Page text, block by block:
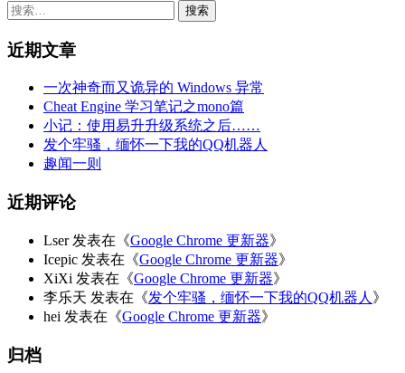
搜
近期文章
一次神奇而又诡异的 Windows 异常
Cheat Engine 学习笔记之mono篇
小记：使用易升升级系统之后……
发个牢骚，缅怀一下我的QQ机器人
趣闻一则
近期评论
Lser发表在《Google Chrome 更新器》
Icepic 发表在《Google Chrome 更新器》
XiXi 发表在《Google Chrome 更新器》
李乐天 发表在《发个牢骚，缅怀一下我的QQ机器人 》
hei 发表在《Google Chrome 更新器》
归档